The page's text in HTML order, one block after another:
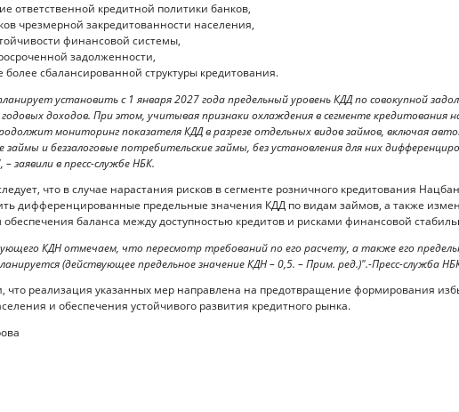
ответственной кредитной политики банков,
чрезмерной закредитованности населения,
финансовой системы,
задолженности,
сбалансированной структуры кредитования.
установить с 1 января 2027 года предельный уровень КДД по совокупной
доходов. При этом, учитывая признаки охлаждения в сегменте кредитования
мониторинг показателя КДД в разрезе отдельных видов займов, включая
и беззалоговые потребительские займы, без установления для них
заявили в пресс-службе НБК.
что в случае нарастания рисков в сегменте розничного кредитования
дифференцированные предельные значения КДД по видам займов, а также
обеспечения баланса между доступностью кредитов и рисками финансовой
КДН отмечаем, что пересмотр требований по его расчету, а также его
(действующее предельное значение КДН – 0,5. – Прим. ред.)".-Пресс-служба
что реализация указанных мер направлена на предотвращение формирования
и обеспечения устойчивого развития кредитного рынка.